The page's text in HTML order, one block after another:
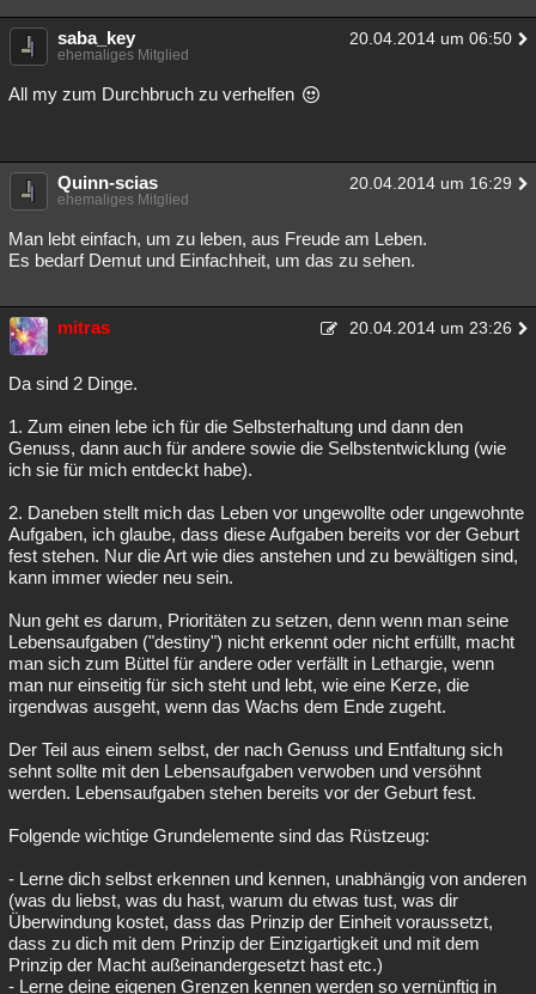
saba_key 20.04.2014 um 06:50
ehemaliges Mitglied
All my zum Durchbruch zu verhelfen
Quinn-scias 20.04.2014 um 16:29
ehemaliges Mitglied
Man lebt einfach, um zu leben, aus Freude am Leben.
Es bedarf Demut und Einfachheit, um das zu sehen.
mitras 20.04.2014 um 23:26
Da sind 2 Dinge.
1. Zum einen lebe ich für die Selbsterhaltung und dann den
Genuss, dann auch für andere sowie die Selbstentwicklung (wie
ich sie für mich entdeckt habe).
2. Daneben stellt mich das Leben vor ungewollte oder ungewohnte
Aufgaben, ich glaube, dass diese Aufgaben bereits vor der Geburt
fest stehen. Nur die Art wie dies anstehen und zu bewältigen sind,
kann immer wieder neu sein.
Nun geht es darum, Prioritäten zu setzen, denn wenn man seine
Lebensaufgaben ("destiny") nicht erkennt oder nicht erfüllt, macht
man sich zum Büttel für andere oder verfällt in Lethargie, wenn
man nur einseitig für sich steht und lebt, wie eine Kerze, die
irgendwas ausgeht, wenn das Wachs dem Ende zugeht.
Der Teil aus einem selbst, der nach Genuss und Entfaltung sich
sehnt sollte mit den Lebensaufgaben verwoben und versöhnt
werden. Lebensaufgaben stehen bereits vor der Geburt fest.
Folgende wichtige Grundelemente sind das Rüstzeug:
- Lerne dich selbst erkennen und kennen, unabhängig von anderen
(was du liebst, was du hast, warum du etwas tust, was dir
Überwindung kostet, dass das Prinzip der Einheit voraussetzt,
dass zu dich mit dem Prinzip der Einzigartigkeit und mit dem
Prinzip der Macht außeinandergesetzt hast etc.)
- Lerne deine eigenen Grenzen kennen werden so vernünftig in